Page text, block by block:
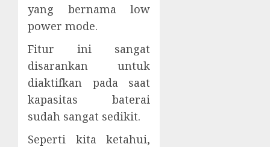
yang bernama low
power mode.
Fitur ini sangat
disarankan untuk
diaktifkan pada saat
kapasitas baterai
sudah sangat sedikit.
Seperti kita ketahui,